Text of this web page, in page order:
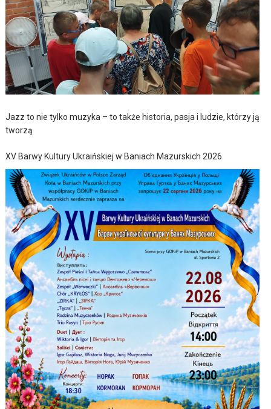
Jazz to nie tylko muzyka – to także historia, pasja i ludzie, którzy ją
tworzą
XV Barwy Kultury Ukraińskiej w Baniach Mazurskich 2026